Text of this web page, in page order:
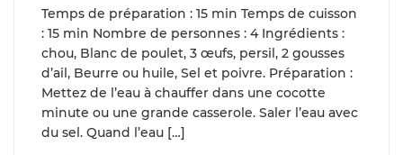
Temps de préparation : 15 min Temps de cuisson
: 15 min Nombre de personnes : 4 Ingrédients :
chou, Blanc de poulet, 3 œufs, persil, 2 gousses
d’ail, Beurre ou huile, Sel et poivre. Préparation :
Mettez de l’eau à chauffer dans une cocotte
minute ou une grande casserole. Saler l’eau avec
du sel. Quand l’eau […]